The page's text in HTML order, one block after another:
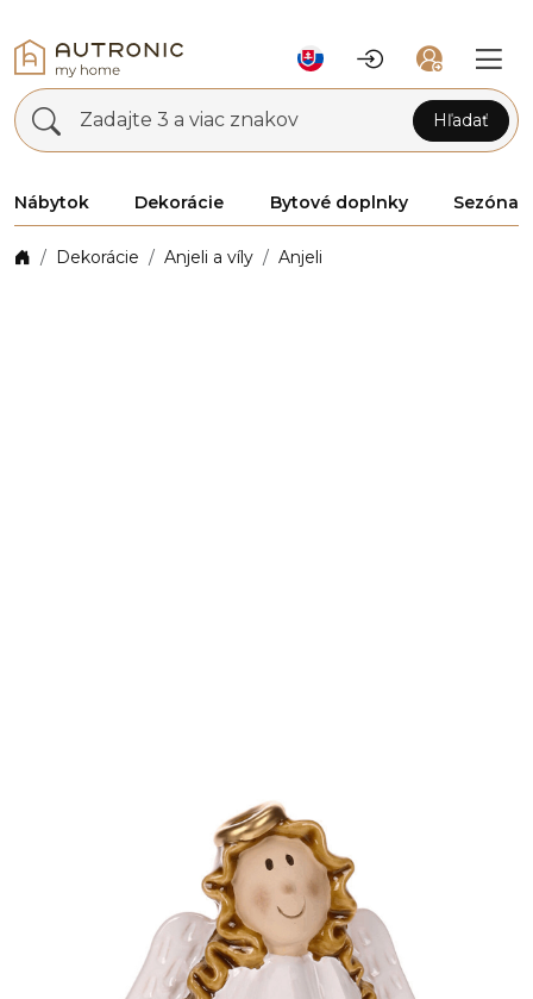
Zadajte 3 a viac znakov Hľadať
Nábytok Dekorácie Bytové doplnky Sezóna
Dekorácie Anjeli a víly Anjeli